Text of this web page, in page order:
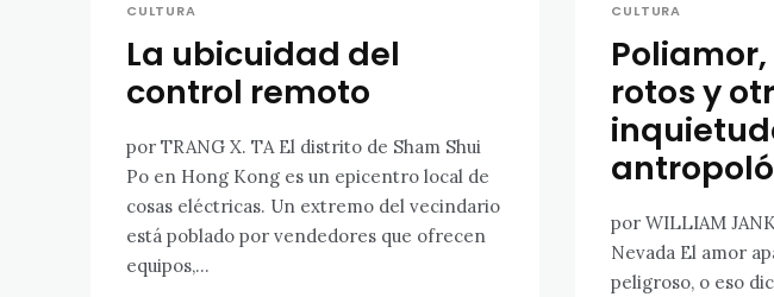
CULTURA
La ubicuidad del
control remoto
por TRANG X. TA El distrito de Sham Shui
Po en Hong Kong es un epicentro local de
cosas eléctricas. Un extremo del vecindario
está poblado por vendedores que ofrecen
equipos,...
CULTURA
rotos y
por WILLIAM
Nevada El amor apasionado es algo
peligroso, o eso